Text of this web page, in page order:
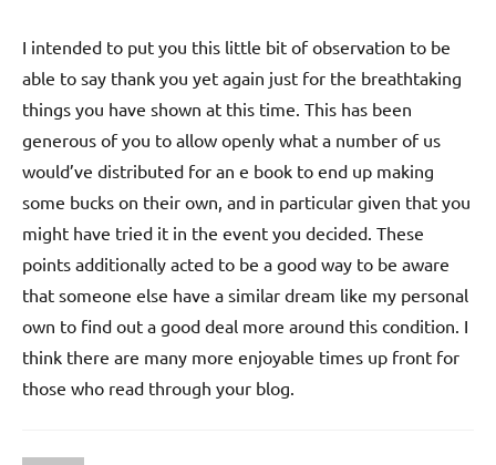
I intended to put you this little bit of observation to be
able to say thank you yet again just for the breathtaking
things you have shown at this time. This has been
generous of you to allow openly what a number of us
would’ve distributed for an e book to end up making
some bucks on their own, and in particular given that you
might have tried it in the event you decided. These
points additionally acted to be a good way to be aware
that someone else have a similar dream like my personal
own to find out a good deal more around this condition. I
think there are many more enjoyable times up front for
those who read through your blog.